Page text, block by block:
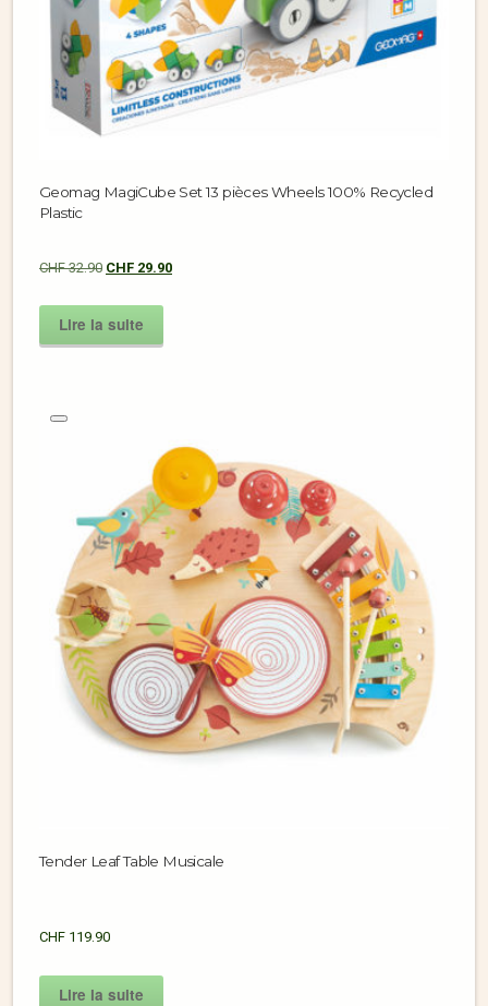
Geomag MagiCube Set 13 pièces Wheels 100% Recycled
Plastic
CHF32.90 CHF 29.90
Lire la suite
Tender Leaf Table Musicale
CHF 119.90
Lire la suite